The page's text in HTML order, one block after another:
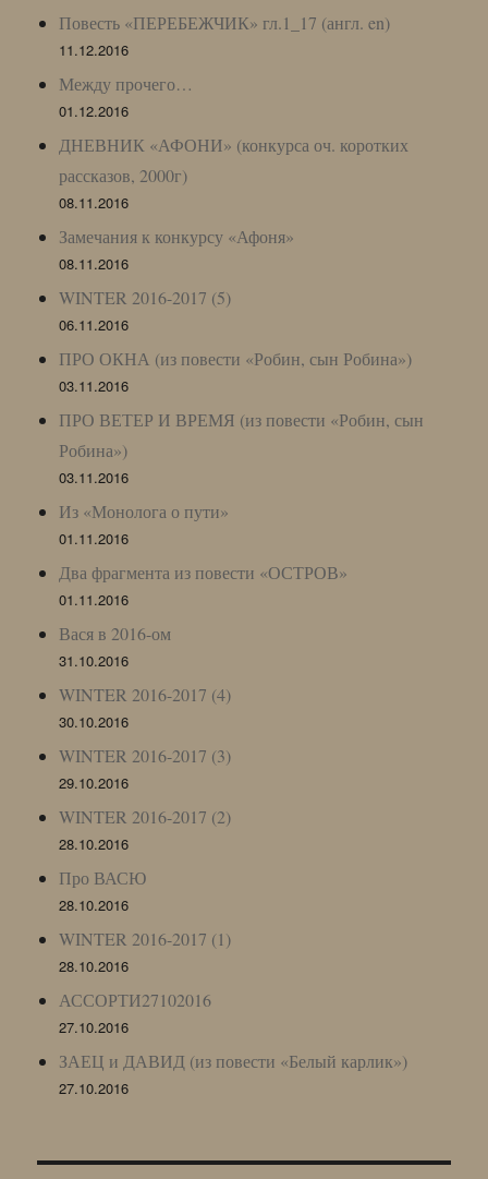
Повесть «ПЕРЕБЕЖЧИК» гл.1_17 (англ. en)
11.12.2016
Между прочего…
01.12.2016
ДНЕВНИК «АФОНИ» (конкурса оч. коротких
рассказов, 2000г)
08.11.2016
Замечания к конкурсу «Афоня»
08.11.2016
WINTER 2016-2017 (5)
06.11.2016
ПРО ОКНА (из повести «Робин, сын Робина»)
03.11.2016
ПРО ВЕТЕР И ВРЕМЯ (из повести «Робин, сын
Робина»)
03.11.2016
Из «Монолога о пути»
01.11.2016
Два фрагмента из повести «ОСТРОВ»
01.11.2016
Вася в 2016-ом
31.10.2016
WINTER 2016-2017 (4)
30.10.2016
WINTER 2016-2017 (3)
29.10.2016
WINTER 2016-2017 (2)
28.10.2016
Про ВАСЮ
28.10.2016
WINTER 2016-2017 (1)
28.10.2016
АССОРТИ27102016
27.10.2016
ЗАЕЦ и ДАВИД (из повести «Белый карлик»)
27.10.2016